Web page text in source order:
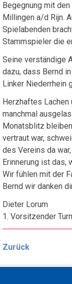
Begegnung mit
Millingen a/d Rijn.
Spielabenden
Stammspieler die
Seine verständige
dazu, dass Bernd
Linker Niederrhein
Herzhaftes Lachen
manchmal
Monatsblitz
vertraut war,
des Vereins da
Erinnerung ist das,
Wir fühlen mit der
Bernd wir danken
Dieter Lorum
1. Vorsitzender
Zurück